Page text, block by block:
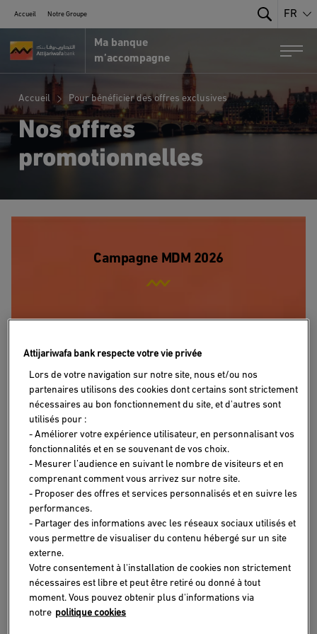
Accueil Notre Groupe
Search
FR
Portail MRE par Attijariwafa Bank
Ma banque
m’accompagne
Accueil Pour bénéficier des offres exclusives
Nos offres
promotionnelles
Campagne MDM 2026
Pack
ELAN
Cet
été,
ouvrez
votre
compte
Attijariwafa
bank
et
profitez
de
votre
Pack
Injad
Houdoud
Profitez
gratuitement
de
votre
d'assistance
Injad
Houdoud
si
vous
avez
Carte
Bila
Houdoud
Profitez
d’un
avantage
exclusif
50 %
de
sur
votre
carte
Miftah
votre
immobilier,
de
l’exonération
frais
de
dossier
Attijariwafa bank respecte votre vie privée
Lors de votre navigation sur notre site, nous et/ou nos
partenaires utilisons des cookies dont certains sont strictement
nécessaires au bon fonctionnement du site, et d'autres sont
utilisés pour :
- Améliorer votre expérience utilisateur, en personnalisant vos
fonctionnalités et en se souvenant de vos choix.
- Mesurer l’audience en suivant le nombre de visiteurs et en
comprenant comment vous arrivez sur notre site.
- Proposer des offres et services personnalisés et en suivre les
performances.
- Partager des informations avec les réseaux sociaux utilisés et
vous permettre de visualiser du contenu hébergé sur un site
externe.
Votre consentement à l'installation de cookies non strictement
nécessaires est libre et peut être retiré ou donné à tout
moment. Vous pouvez obtenir plus d'informations via
notre politique cookies